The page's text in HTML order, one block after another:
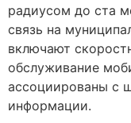
радиусом до ста
связь на
включают
обслуживание
ассоциированы с
информации.